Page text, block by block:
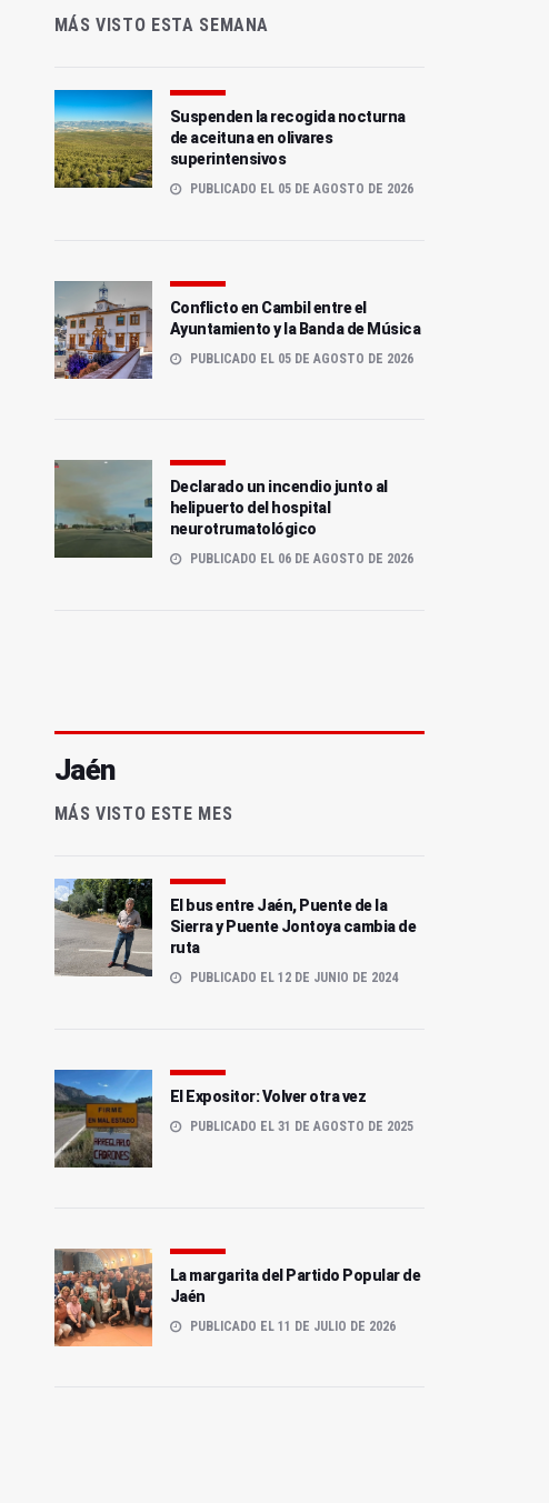
MÁS VISTO ESTA SEMANA
Suspenden la recogida nocturna
de aceituna en olivares
superintensivos
PUBLICADO EL 05 DE AGOSTO DE 2026
Conflicto en Cambil entre el
Ayuntamiento y la Banda de Música
PUBLICADO EL 05 DE AGOSTO DE 2026
Declarado un incendio junto al
helipuerto del hospital
neurotrumatológico
PUBLICADO EL 06 DE AGOSTO DE 2026
Jaén
MÁS VISTO ESTE MES
El bus entre Jaén, Puente de la
Sierra y Puente Jontoya cambia de
ruta
PUBLICADO EL 12 DE JUNIO DE 2024
El Expositor: Volver otra vez
PUBLICADO EL 31 DE AGOSTO DE 2025
La margarita del Partido Popular de
Jaén
PUBLICADO EL 11 DE JULIO DE 2026